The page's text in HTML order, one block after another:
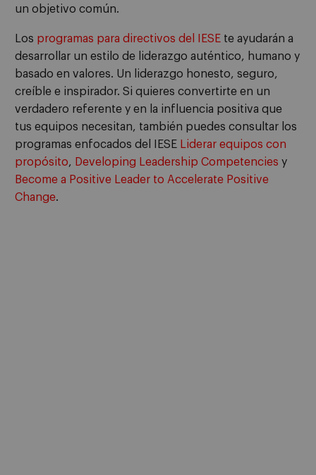
un objetivo común.
Los programas para directivos del IESE te ayudarán a
desarrollar un estilo de liderazgo auténtico, humano y
basado en valores. Un liderazgo honesto, seguro,
creíble e inspirador. Si quieres convertirte en un
verdadero referente y en la influencia positiva que
tus equipos necesitan, también puedes consultar los
programas enfocados del IESE Liderar equipos con
propósito, Developing Leadership Competencies y
Become a Positive Leader to Accelerate Positive
Change.